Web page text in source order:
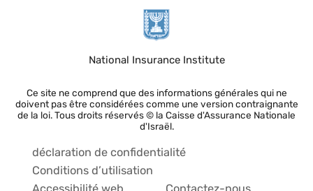
National Insurance Institute
Ce site ne comprend que des informations générales qui ne
doivent pas être considérées comme une version contraignante
de la loi. Tous droits réservés © la Caisse d'Assurance Nationale
d'Israël.
déclaration de confidentialité
Conditions d’utilisation
Accessibilité web
Contactez-nous